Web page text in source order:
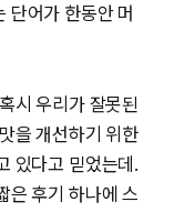
단어가 한동안 머
시 우리가 잘못된
을 개선하기 위한
있다고 믿었는데.
은 후기 하나에 스